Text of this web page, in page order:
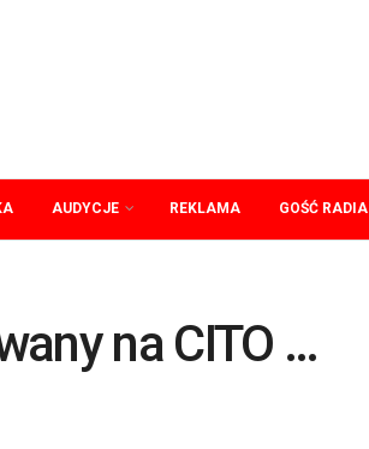
AUDYCJE REKLAMA GOŚĆ RADIA
na CITO …